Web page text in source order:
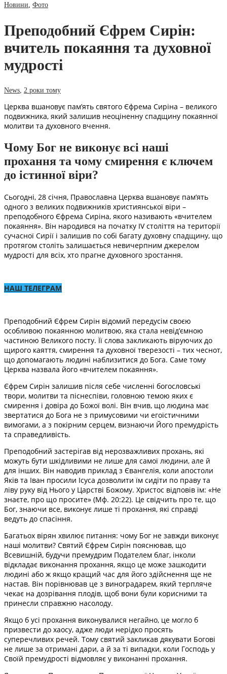
Новини Фото
Преподобний Єфрем Сирін:
вчитель покаяння та духовної
мудрості
News 2 роки тому
Церква вшановує пам’ять святого Єфрема Сиріна – великого
подвижника, який залишив неоціненну спадщину покаянної
молитви та духовного вчення.
Чому Бог не виконує всі наші
прохання та чому смирення є ключем
до істинної віри?
Сьогодні, 28 січня, Православна Церква вшановує пам’ять
одного з великих подвижників християнської віри –
преподобного Єфрема Сиріна, якого називають «вчителем
покаяння». Він народився на початку IV століття на території
сучасної Сирії і залишив по собі багату духовну спадщину, що
протягом століть залишається невичерпним джерелом
мудрості для всіх, хто прагне духовного зростання.
НАШ ТЕЛЕГРАМ
Преподобний Єфрем Сирін відомий передусім своєю
особливою покаянною молитвою, яка стала невід’ємною
частиною Великого посту. Її слова закликають віруючих до
щирого каяття, смирення та духовної тверезості – тих чеснот,
що допомагають людині наблизитися до Бога. Саме тому
Церква назвала його «вчителем покаяння».
Єфрем Сирін залишив після себе численні богословські
твори, молитви та піснеспіви, головною темою яких є
смирення і довіра до Божої волі. Він вчив, що людина має
звертатися до Бога не з примусовими чи егоїстичними
вимогами, а з покірним серцем, визнаючи Його премудрість
та справедливість.
Преподобний застерігав від нерозважливих прохань, які
можуть бути шкідливими не лише для самої людини, але й
для інших. Він наводив приклад з Євангелія, коли апостоли
Яків та Іван просили Ісуса дозволити їм сидіти по праву та
ліву руку від Нього у Царстві Божому. Христос відповів їм: «Не
знаєте, про що просите» (Мф. 20:22). Це свідчить про те, що
Бог, знаючи все, виконує лише ті прохання, які справді
ведуть до спасіння.
Багатьох вірян хвилює питання: чому Бог не завжди виконує
наші молитви? Святий Єфрем Сирін пояснював, що
Всевишній, будучи премудрим Подателем благ, інколи
відкладає виконання прохання, якщо це може зашкодити
людині або ж якщо кращий час для його здійснення ще не
настав. Він порівнював це з виноградарем, який терпляче
чекає на дозрівання плодів, щоб вони були корисними та
принесли справжню насолоду.
Якщо б усі прохання виконувалися негайно, це могло б
призвести до хаосу, адже люди нерідко просять
суперечливих речей. Тому святий закликав дякувати Богові
не лише за отримані дари, а й за ті випадки, коли Господь у
Своїй премудрості відмовляє у виконанні прохання.